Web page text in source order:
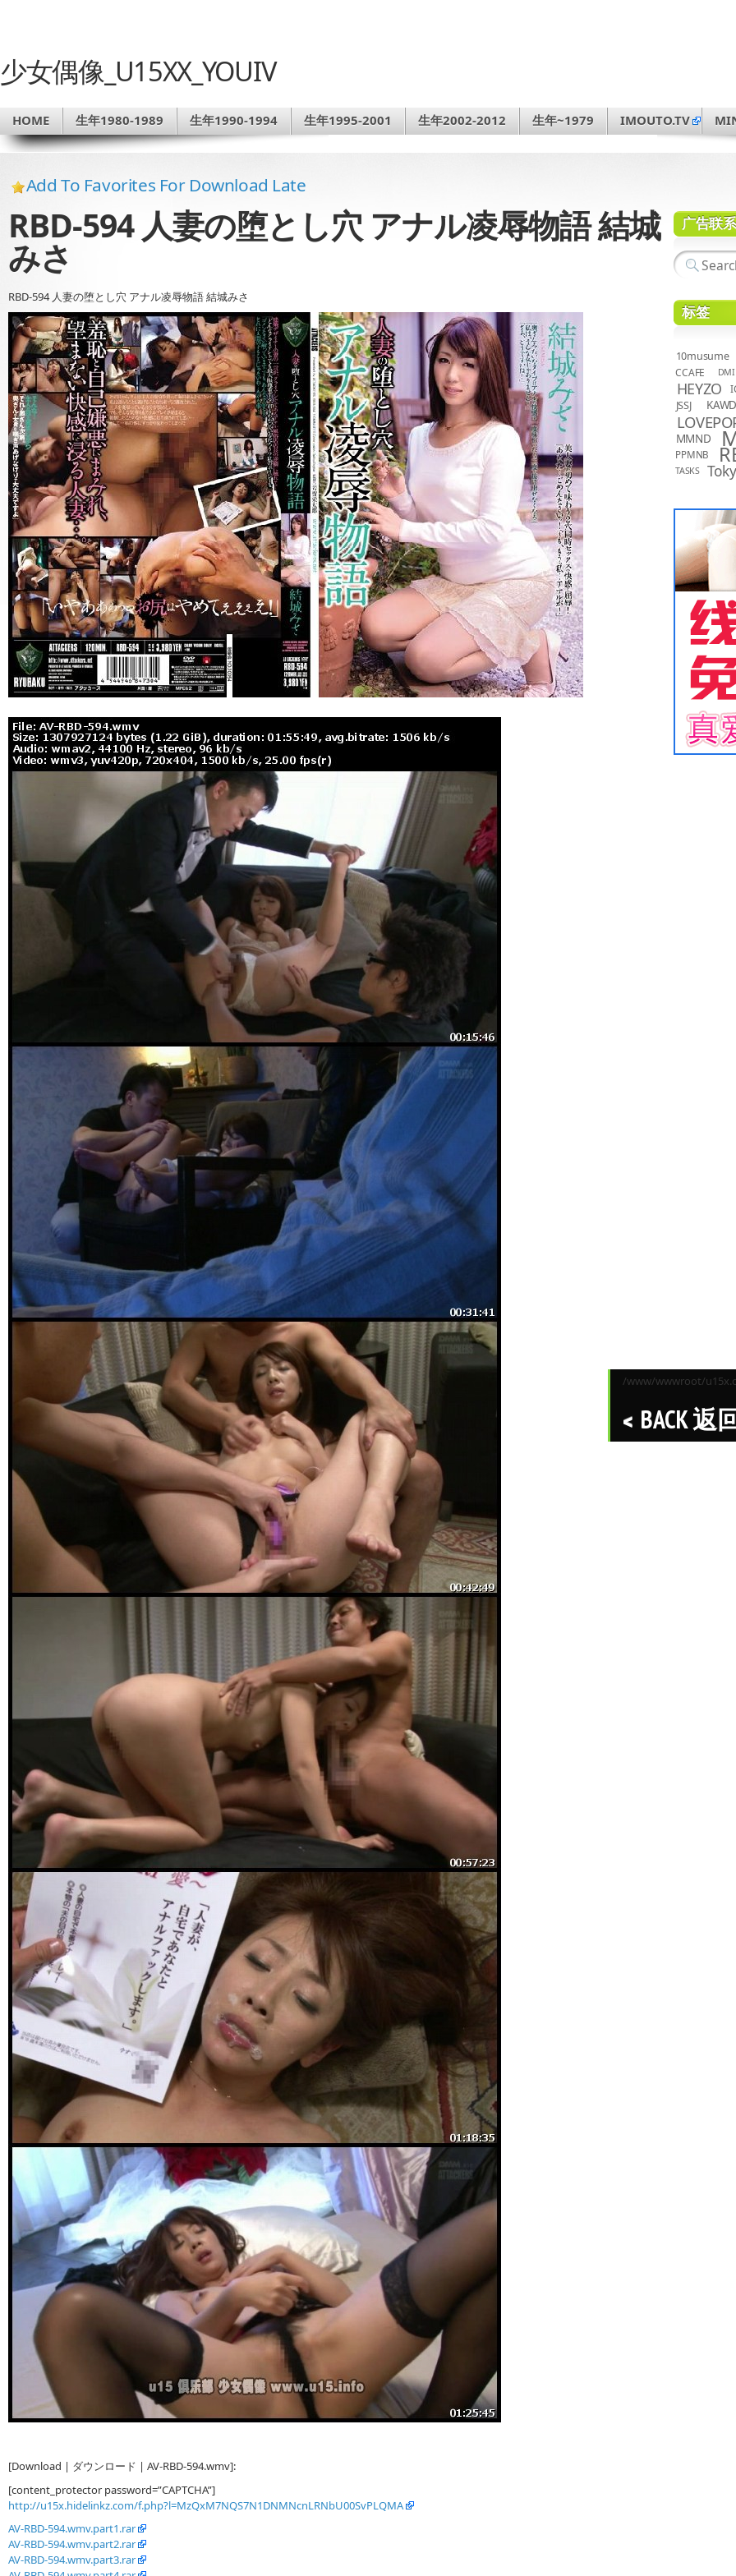
少女偶像_U15XX_YOUIV
HOME 生年1980-1989 生年1990-1994 生年1995-2001 生年2002-2012 生年~1979 IMOUTO.TV
Add To Favorites For Download Late
RBD-594 人妻の堕とし穴 アナル凌辱物語 結城
みさ
RBD-594 人妻の堕とし穴 アナル凌辱物語 結城みさ
[Download | ダウンロード | AV-RBD-594.wmv]:
[content_protector password=”CAPTCHA”]
http://u15x.hidelinkz.com/f.php?l=MzQxM7NQS7N1DNMNcnLRNbU00SvPLQMA
AV-RBD-594.wmv.part1.rar
AV-RBD-594.wmv.part2.rar
AV-RBD-594.wmv.part3.rar
广告联
标签
10musume
CCAFE DMI
HEYZO
JSSJ KAWD
MMND
PPMNB
TASKS
/www/wwwroot/
BACK 返